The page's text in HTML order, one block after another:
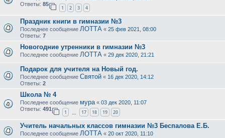
Ответы: 85
1 2 3 4
Праздник книги в гимназии №3
Последнее сообщение ЛОТТА « 25 фев 2021, 08:00
Ответы: 7
Новогодние утренники в гимназии №3
Последнее сообщение ЛОТТА « 29 дек 2020, 21:21
Подарок для учителя на Новый год.
Последнее сообщение Святой « 16 дек 2020, 14:12
Ответы: 2
Школа № 4
Последнее сообщение мура « 03 дек 2020, 11:07
Ответы: 491
1 17 18 19 20
Учитель начальных классов гимназии №3 Беспалова Е.Б.
Последнее сообщение ЛОТТА « 20 окт 2020, 11:10